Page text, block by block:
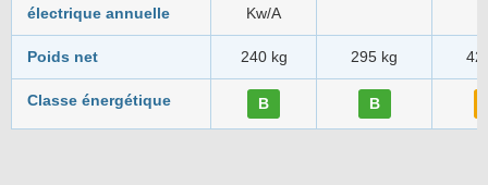
électrique annuelle
Kw/A
Poids net 240 kg 295 kg
Classe énergétique B B